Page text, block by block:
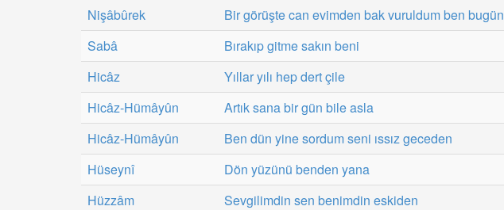
Nişâbûrek
Bir görüşte can evimden bak vuruldum ben bugün
Sabâ
Bırakıp gitme sakın beni
Hicâz
Yıllar yılı hep dert çile
Hicâz-Hümâyûn
Artık sana bir gün bile asla
Hicâz-Hümâyûn
Ben dün yine sordum seni ıssız geceden
Hüseynî
Dön yüzünü benden yana
Hüzzâm
Sevgilimdin sen benimdin eskiden